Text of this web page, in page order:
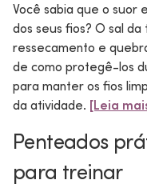
Você sabia que o suor
dos seus fios? O sal
ressecamento e
de como protegê-los
para manter os fios
da atividade. [Leia
Penteados
para treinar